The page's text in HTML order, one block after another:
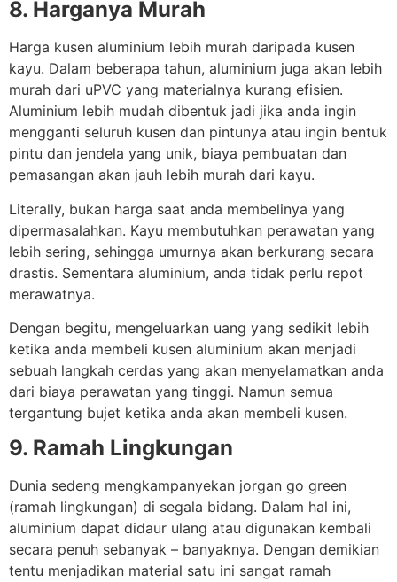
8. Harganya Murah
Harga kusen aluminium lebih murah daripada kusen
kayu. Dalam beberapa tahun, aluminium juga akan lebih
murah dari uPVC yang materialnya kurang efisien.
Aluminium lebih mudah dibentuk jadi jika anda ingin
mengganti seluruh kusen dan pintunya atau ingin bentuk
pintu dan jendela yang unik, biaya pembuatan dan
pemasangan akan jauh lebih murah dari kayu.
Literally, bukan harga saat anda membelinya yang
dipermasalahkan. Kayu membutuhkan perawatan yang
lebih sering, sehingga umurnya akan berkurang secara
drastis. Sementara aluminium, anda tidak perlu repot
merawatnya.
Dengan begitu, mengeluarkan uang yang sedikit lebih
ketika anda membeli kusen aluminium akan menjadi
sebuah langkah cerdas yang akan menyelamatkan anda
dari biaya perawatan yang tinggi. Namun semua
tergantung bujet ketika anda akan membeli kusen.
9. Ramah Lingkungan
Dunia sedeng mengkampanyekan jorgan go green
(ramah lingkungan) di segala bidang. Dalam hal ini,
aluminium dapat didaur ulang atau digunakan kembali
secara penuh sebanyak – banyaknya. Dengan demikian
tentu menjadikan material satu ini sangat ramah